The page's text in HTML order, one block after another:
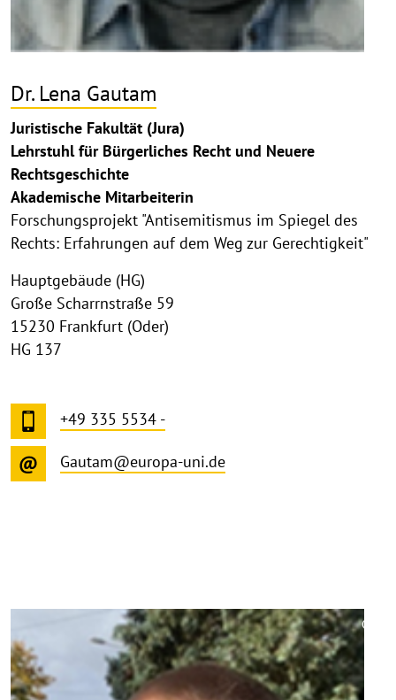
Dr. Lena Gautam
Juristische Fakultät (Jura)
Lehrstuhl für Bürgerliches Recht und Neuere
Rechtsgeschichte
Akademische Mitarbeiterin
Forschungsprojekt "Antisemitismus im Spiegel des
Rechts: Erfahrungen auf dem Weg zur Gerechtigkeit"
Hauptgebäude (HG)
Große Scharrnstraße 59
15230 Frankfurt (Oder)
HG 137
+49 335 5534 -
Gautam@europa-uni.de
©